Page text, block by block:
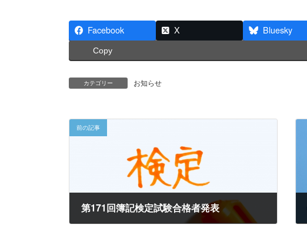
Facebook X Bluesky
Copy
カテゴリー お知らせ
前の記事
第171回簿記検定試験合格者発表